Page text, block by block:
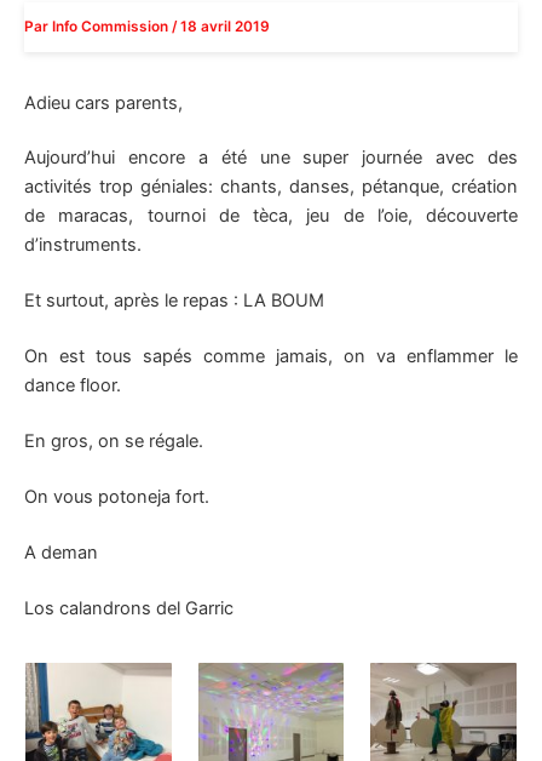
Par Info Commission /18 avril 2019
Adieu cars parents,
Aujourd’hui encore a été une super journée avec des
activités trop géniales: chants, danses, pétanque, création
de maracas, tournoi de tèca, jeu de l’oie, découverte
d’instruments.
Et surtout, après le repas : LA BOUM
On est tous sapés comme jamais, on va enflammer le
dance floor.
En gros, on se régale.
On vous potoneja fort.
A deman
Los calandrons del Garric